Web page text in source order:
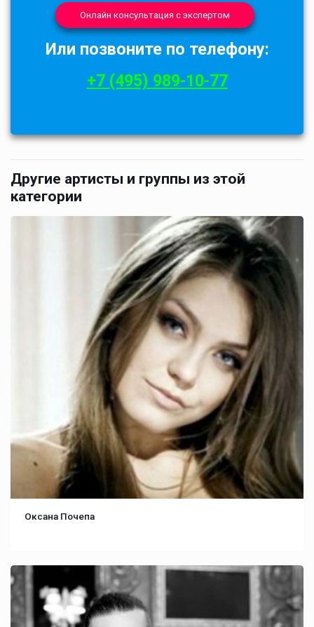
Онлайн консультация с экспертом
Или позвоните по телефону:
+7 (495) 989-10-77
Другие артисты и группы из этой
категории
Оксана Почепа